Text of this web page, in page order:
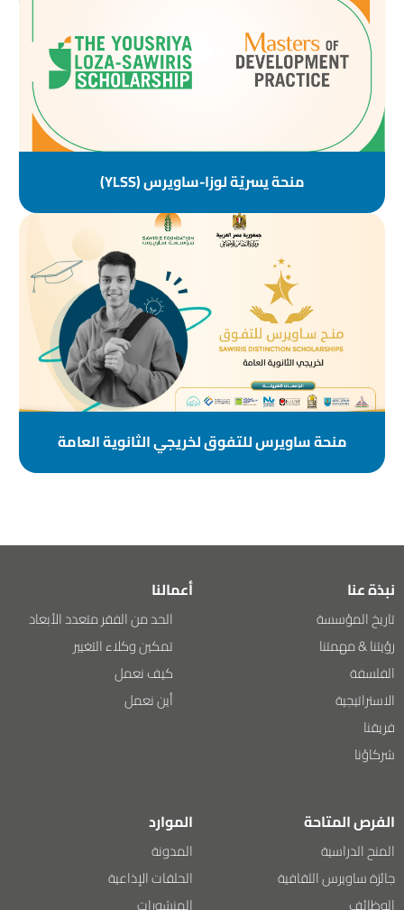
منحة يسريّة لوزا-ساويرس (YLSS)
منحة ساويرس للتفوق لخريجي الثانوية العامة
نبذة عنا
تاريخ المؤسسة
رؤيتنا & مهمتنا
الفلسفة
الاستراتيجية
فريقنا
شركاؤنا
أعمالنا
الحد من الفقر متعدد الأبعاد
تمكين وكلاء التغيير
كيف نعمل
أين نعمل
الفرص المتاحة
المنح الدراسية
جائزة ساويرس الثقافية
الموارد
المدونة
الحلقات الإذاعية